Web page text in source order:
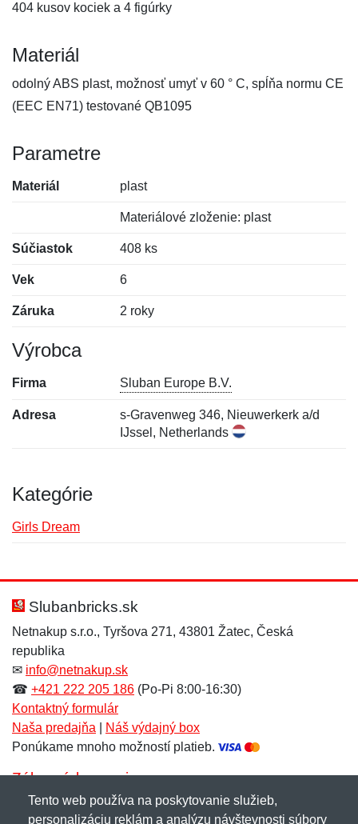
404 kusov kociek a 4 figúrky
Materiál
odolný ABS plast, možnosť umyť v 60 ° C, spĺňa normu CE
(EEC EN71) testované QB1095
Parametre
Materiál plast
Materiálové zloženie: plast
Súčiastok 408 ks
Vek 6
Záruka 2 roky
Výrobca
Firma Sluban Europe B.V.
Adresa
s-Gravenweg 346, Nieuwerkerk a/d
IJssel, Netherlands
Kategórie
Girls Dream
Hodnotenie:
Meno:*
E-mail:
Správa*
Meno:
E-mail:*
Správa*
Slubanbricks.sk
Netnakup s.r.o., Tyršova 271, 43801 Žatec, Česká
republika
✉ info@netnakup.sk
☎ +421 222 205 186 (Po-Pi 8:00-16:30)
Kontaktný formulár
Naša predajňa
Náš výdajný box
Ponúkame mnoho možností platieb.
Zákaznícky servis
Novinky emailom
Tento web používa na poskytovanie služieb,
personalizáciu reklám a analýzu návštevnosti súbory